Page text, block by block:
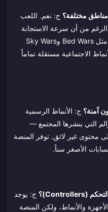
مختلفة؟ ج: نعم. اللعب
من أن سرعة الاستجابة
(Ping) في الأنماط الحساسة للتأخير مثل Bed Wars وSky Wars
الاجتماعية مستقلة تماماً
آمنة؟ ج: الأنماط الرسمية
التي ينشرها المجتمع —
محتوى غير لائق. توفر المنصة
الأصغر سناً.
ج: يوجد
والأنماط، ولكن المنصة